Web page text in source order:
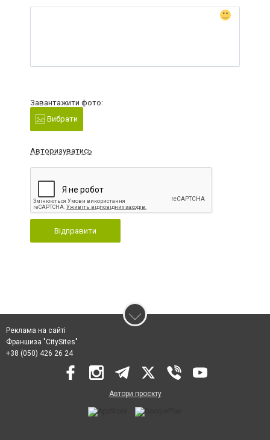
Завантажити фото:
Вибрати
Авторизуватись
Відправити
Реклама на сайті
Франшиза "CitySites"
+38 (050) 426 26 24
Автори проєкту